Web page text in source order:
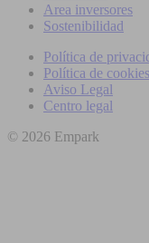
Area inversores
Sostenibilidad
Política de
Política de cookies
Aviso Legal
Centro legal
© 2026 Empark